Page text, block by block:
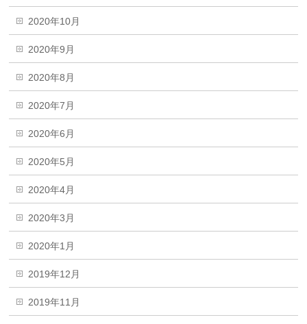
2020年10月
2020年9月
2020年8月
2020年7月
2020年6月
2020年5月
2020年4月
2020年3月
2020年1月
2019年12月
2019年11月